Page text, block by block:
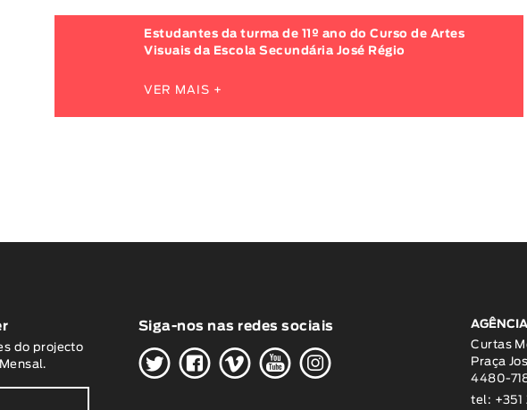
Estudantes da turma de 11º ano do Curso de Artes
Visuais da Escola Secundária José Régio
VER MAIS +
do projecto
Siga-nos nas redes sociais
HGWOK
Curtas
Praça
4480-
tel: